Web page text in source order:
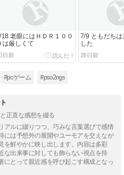
18 老眼にはＨＤＲ１００
は厳しくて
日前
7/9 ともだち
した
28日前
#pcゲーム #pso2ngs
正直な感想を綴る
アルに綴りつつ、巧みな言葉選びで感情
には予想外の展開やユーモアを交えなが
を鮮やかに映し出します。内容は多彩
な出来事に対しても飾らない視点を持
にとって親近感を呼び起こす構成となっ